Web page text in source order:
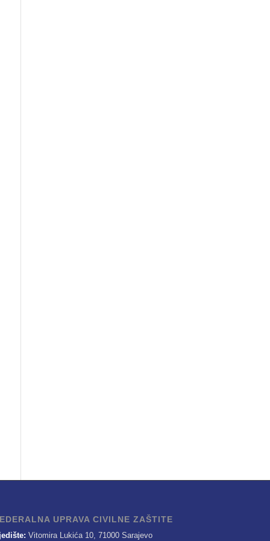
UPRAVA CIVILNE ZAŠTITE
Vitomira Lukića 10, 71000 Sarajevo